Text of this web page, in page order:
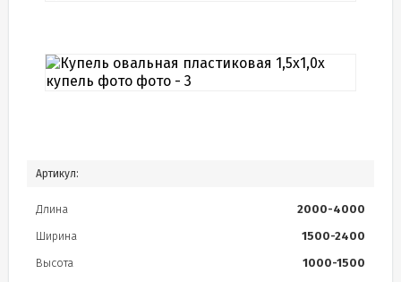
Артикул:
Длина
2000-4000
Ширина
1500-2400
Высота
1000-1500